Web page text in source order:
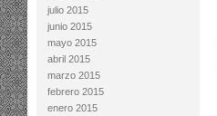
julio 2015
junio 2015
mayo 2015
abril 2015
marzo 2015
febrero 2015
enero 2015